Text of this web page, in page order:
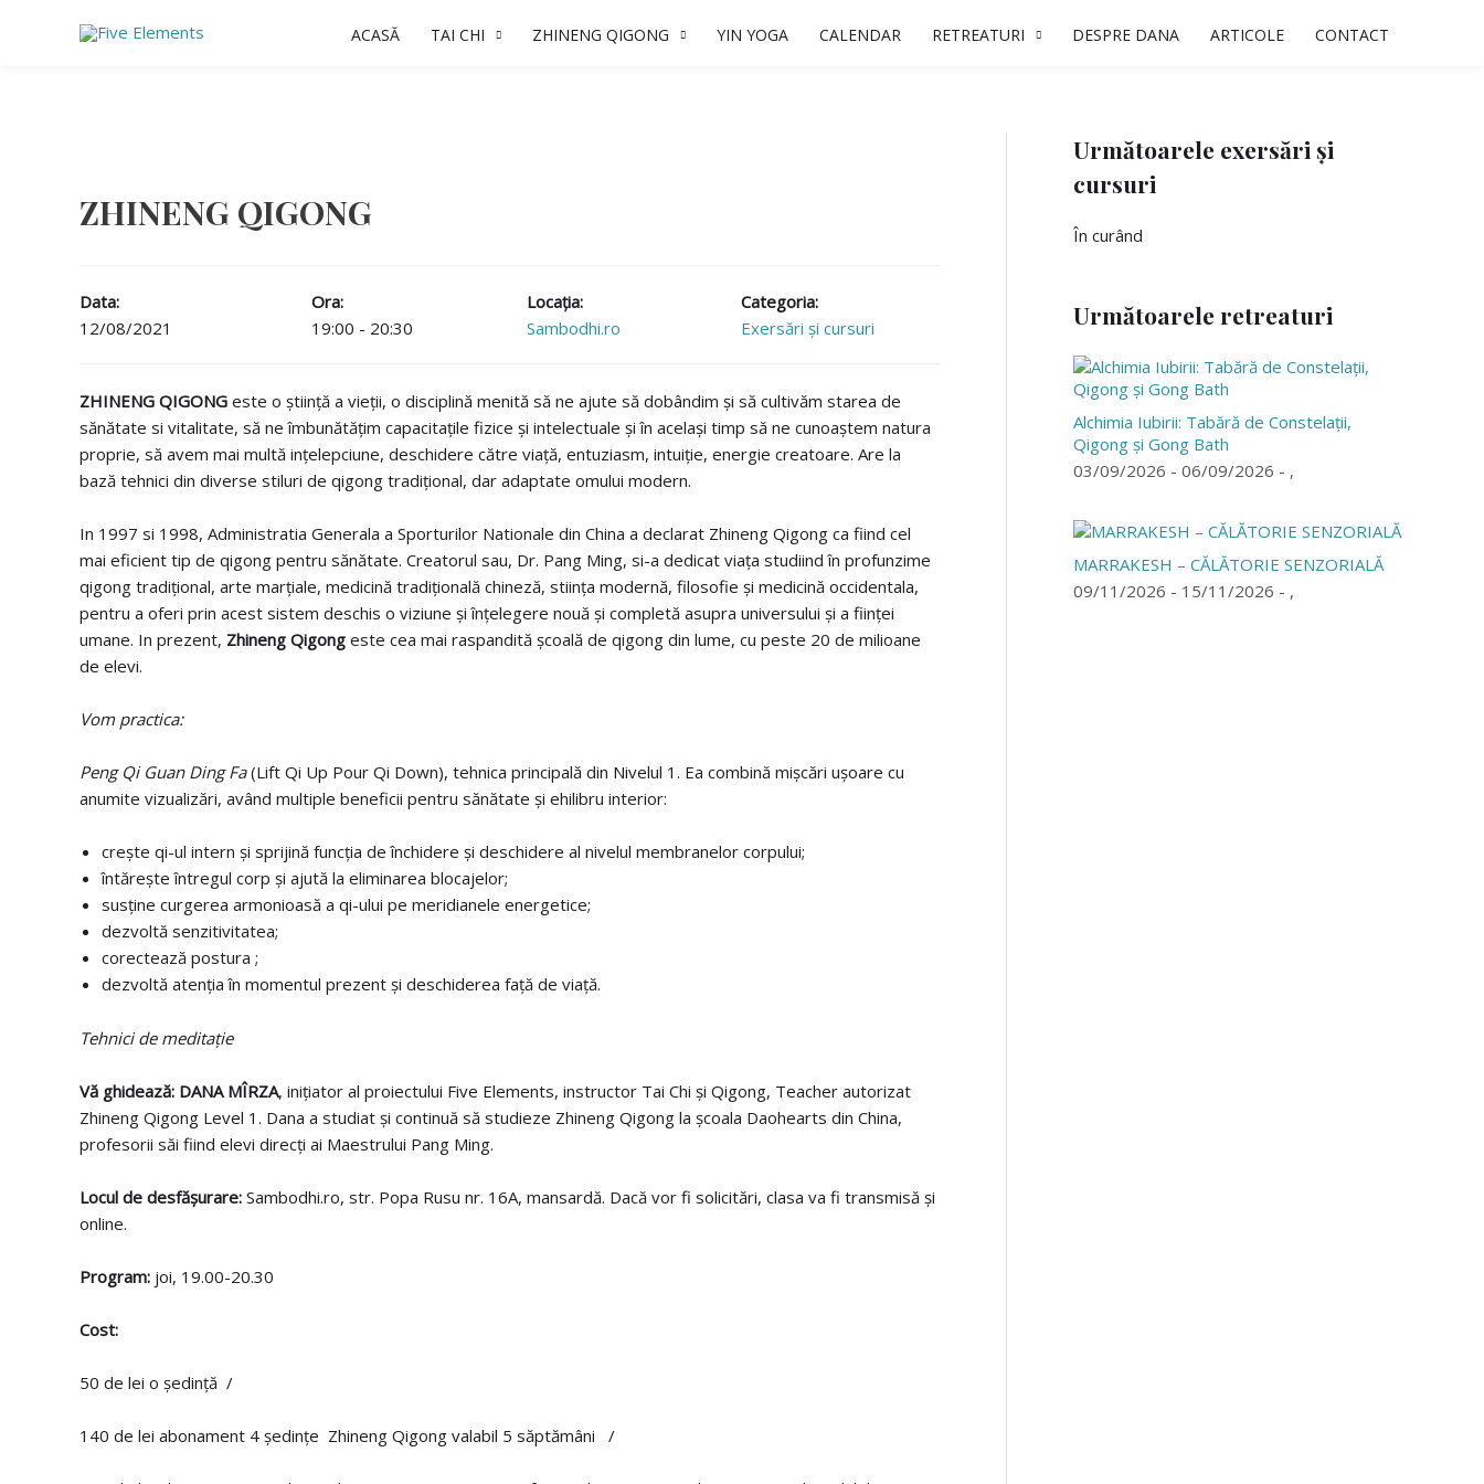
ACASĂ TAI CHI ZHINENG QIGONG YIN YOGA CALENDAR RETREATURI DESPRE DANA ARTICOLE CONTACT
ZHINENG QIGONG
Data:
12/08/2021
Ora:
19:00 - 20:30
Locaţia:
Sambodhi.ro
Categoria:
Exersări și cursuri
ZHINENG QIGONG este o știință a vieții, o disciplină menită să ne ajute să dobândim și să cultivăm starea de
sănătate si vitalitate, să ne îmbunătățim capacitațile fizice și intelectuale și în același timp să ne cunoaștem natura
proprie, să avem mai multă ințelepciune, deschidere către viață, entuziasm, intuiție, energie creatoare. Are la
bază tehnici din diverse stiluri de qigong tradițional, dar adaptate omului modern.
In 1997 si 1998, Administratia Generala a Sporturilor Nationale din China a declarat Zhineng Qigong ca fiind cel
mai eficient tip de qigong pentru sănătate. Creatorul sau, Dr. Pang Ming, si-a dedicat viața studiind în profunzime
qigong tradițional, arte marțiale, medicină tradițională chineză, stiința modernă, filosofie și medicină occidentala,
pentru a oferi prin acest sistem deschis o viziune și înțelegere nouă și completă asupra universului și a ființei
umane. In prezent, Zhineng Qigong este cea mai raspandită școală de qigong din lume, cu peste 20 de milioane
de elevi.
Vom practica:
Peng Qi Guan Ding Fa(Lift Qi Up Pour Qi Down), tehnica principală din Nivelul 1. Ea combină mișcări ușoare cu
anumite vizualizări, având multiple beneficii pentru sănătate și ehilibru interior:
crește qi-ul intern și sprijină funcția de închidere și deschidere al nivelul membranelor corpului;
întărește întregul corp și ajută la eliminarea blocajelor;
susține curgerea armonioasă a qi-ului pe meridianele energetice;
dezvoltă senzitivitatea;
corectează postura ;
dezvoltă atenția în momentul prezent și deschiderea față de viață.
Tehnici de meditație
Vă ghidează: DANA MÎRZA, inițiator al proiectului Five Elements, instructor Tai Chi și Qigong, Teacher autorizat
Zhineng Qigong Level 1. Dana a studiat și continuă să studieze Zhineng Qigong la școala Daohearts din China,
profesorii săi fiind elevi direcți ai Maestrului Pang Ming.
Locul de desfășurare: Sambodhi.ro, str. Popa Rusu nr. 16A, mansardă. Dacă vor fi solicitări, clasa va fi transmisă și
online.
Program: joi, 19.00-20.30
Cost:
50 de lei o ședință /
140 de lei abonament 4 ședințe Zhineng Qigong valabil 5 săptămâni /
Următoarele exersări și
cursuri
În curând
Următoarele retreaturi
Alchimia Iubirii: Tabără de Constelații,
Qigong și Gong Bath
03/09/2026 - 06/09/2026 - ,
MARRAKESH – CĂLĂTORIE SENZORIALĂ
09/11/2026 - 15/11/2026 - ,